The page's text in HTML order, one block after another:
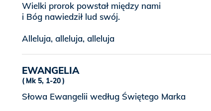
Wielki prorok powstał między nami
i Bóg nawiedził lud swój.
Alleluja, alleluja, alleluja
EWANGELIA
Mk 5, 1-20
Słowa Ewangelii według Świętego Marka